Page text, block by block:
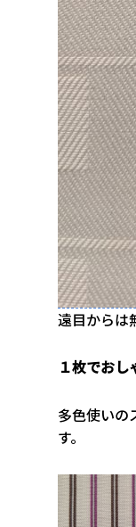
遠目からは
１枚でお
多色使いの
す。